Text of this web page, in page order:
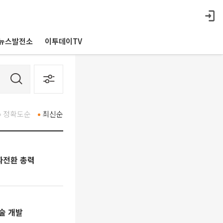
스발전소 이투데이TV
최신순
정확도순
환 총력
개발